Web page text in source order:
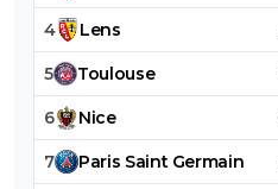
4 Lens
5 Toulouse
6 Nice
7 Paris Saint Germain